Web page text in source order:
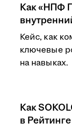
Как «НПФ
Кейс, как
ключевые
на навыках.
Как
в